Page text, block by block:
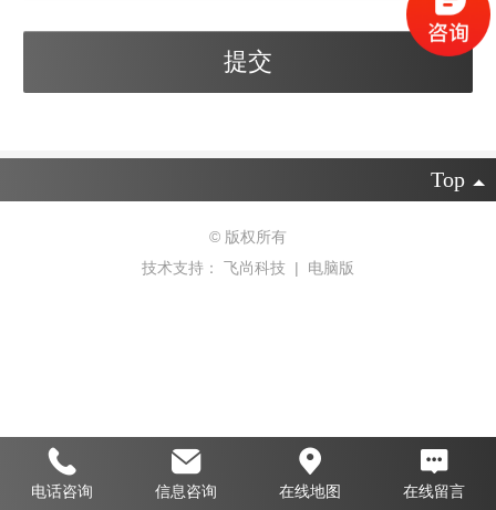
Top
© 版权所有
技术支持： 飞尚科技 | 电脑版
电话咨询 信息咨询 在线地图 在线留言